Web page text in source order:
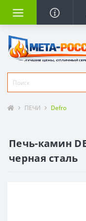
ПЕЧИ Defro
Печь-камин
черная сталь